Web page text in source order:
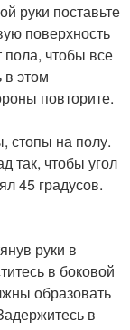
руки поставьте
поверхность
чтобы все
этом
повторите.
стопы на полу.
так, чтобы угол
45 градусов.
руки в
в боковой
образовать
в